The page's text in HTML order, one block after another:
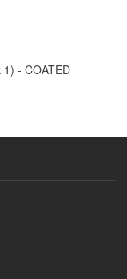
1) - COATED